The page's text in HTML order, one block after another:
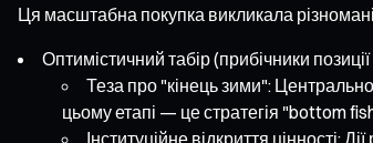
Ця масштабна покупка викликала
Оптимістичний табір (прибічники
Теза про "кінець зими":
цьому етапі — це стратегія "bottom
Інституційне відкриття цінності: